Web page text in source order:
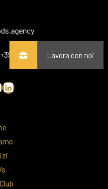
334 750 5344Lavora con noi